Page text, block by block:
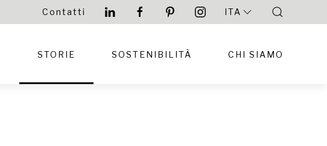
Contatti ITA
STORIE SOSTENIBILITÀ CHI SIAMO